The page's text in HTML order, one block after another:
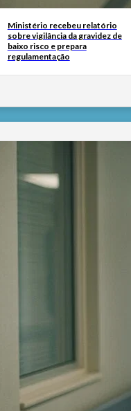
Ministério recebeu relatório
sobre vigilância da gravidez de
baixo risco e prepara
regulamentação